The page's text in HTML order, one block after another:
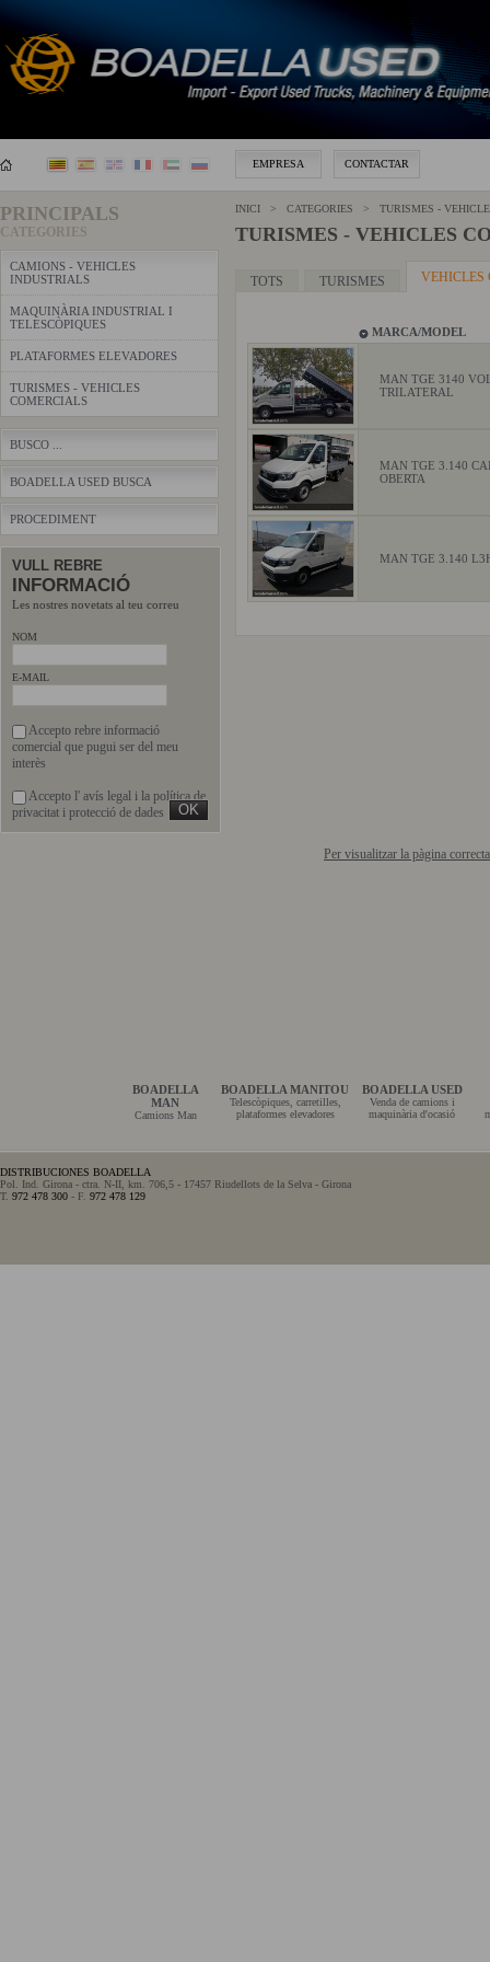
EMPRESA CONTACTAR
PRINCIPALS
CATEGORIES
CAMIONS - VEHICLES
INDUSTRIALS
MAQUINÀRIA INDUSTRIAL I
TELESCÒPIQUES
PLATAFORMES ELEVADORES
TURISMES - VEHICLES
COMERCIALS
BUSCO ...
BOADELLA USED BUSCA
PROCEDIMENT
VULL REBRE
INFORMACIÓ
Les nostres novetats al teu correu
NOM
E-MAIL
Accepto rebre informació
comercial que pugui ser del meu
interès
Accepto l' avís legal i la política de
privacitat i protecció de dades
INICI > CATEGORIES > TURISMES -
TURISMES - VEHICLES
TOTS TURISMES VEHICLES
MARCA/MODEL
MAN TGE 3140
TRILATERAL
MAN TGE 3.140
OBERTA
MAN TGE 3.140
Per visualitzar la pàgina
BOADELLA
MAN
Camions Man
BOADELLA MANITOU
Telescòpiques, carretilles,
plataformes elevadores
BOADELLA USED
Venda de camions i
maquinària d'ocasió
DISTRIBUCIONES BOADELLA
Pol. Ind. Girona - ctra. N-II, km. 706,5 - 17457 Riudellots de la Selva - Girona
T. 972 478 300 - F. 972 478 129